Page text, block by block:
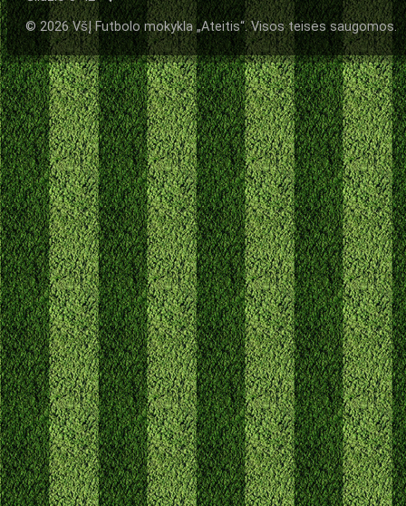
© 2026 VšĮ Futbolo mokykla „Ateitis“. Visos teisės saugomos.